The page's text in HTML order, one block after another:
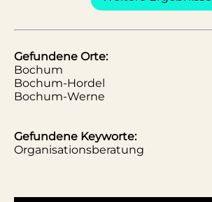
Gefundene Orte:
Bochum
Bochum-Hordel
Bochum-Werne
Gefundene Keyworte:
Organisationsberatung